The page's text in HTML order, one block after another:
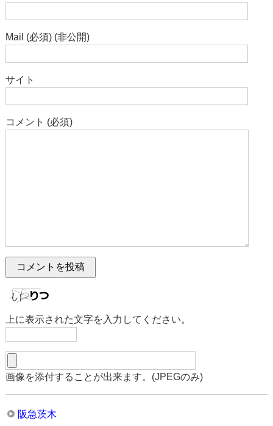
Mail (必須) (非公開)
サイト
コメント (必須)
上に表示された文字を入力してください。
画像を添付することが出来ます。(JPEGのみ)
阪急茨木